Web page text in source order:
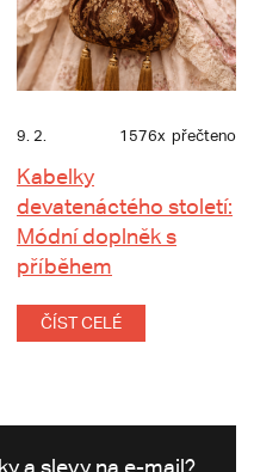
9. 2. 1576x přečteno
Kabelky
devatenáctého století:
Módní doplněk s
příběhem
ČÍST CELÉ
a slevy na e-mail?